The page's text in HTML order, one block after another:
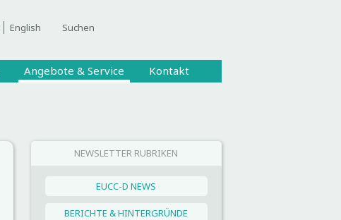
Suchen
English
Angebote & Service Kontakt
NEWSLETTER RUBRIKEN
EUCC-D NEWS
BERICHTE & HINTERGRÜNDE